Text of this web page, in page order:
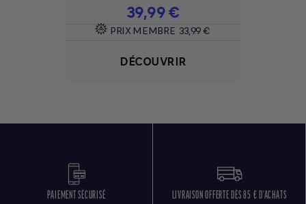
Prix
39,99 €
PRIX MEMBRE 33,99 €
DÉCOUVRIR
PAIEMENT SÉCURISÉ LIVRAISON OFFERTE DÈS 85 € D'ACHATS